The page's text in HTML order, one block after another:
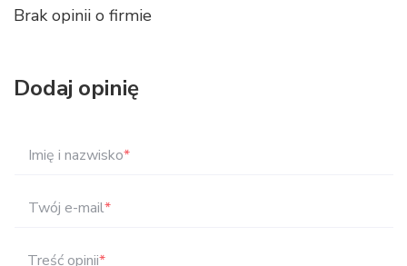
Brak opinii o firmie
Dodaj opinię
Imię i nazwisko*
Twój e-mail*
Treść opinii*